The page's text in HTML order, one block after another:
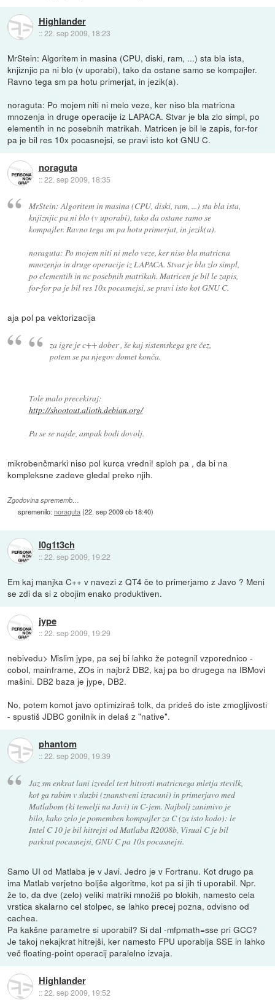
Highlander
::22. sep 2009, 18:23
MrStein: Algoritem in masina (CPU, diski, ram, ...) sta bla ista,
knjiznjic pa ni blo (v uporabi), tako da ostane samo se kompajler.
Ravno tega sm pa hotu primerjat, in jezik(a).
noraguta: Po mojem niti ni melo veze, ker niso bla matricna
mnozenja in druge operacije iz LAPACA. Stvar je bla zlo simpl, po
elementih in nc posebnih matrikah. Matricen je bil le zapis, for-for
pa je bil res 10x pocasnejsi, se pravi isto kot GNU C.
noraguta
::22. sep 2009, 18:35
MrStein: Algoritem in masina (CPU, diski, ram, ...) sta bla ista,
knjiznjic pa ni blo (v uporabi), tako da ostane samo se
kompajler. Ravno tega sm pa hotu primerjat, in jezik(a).
noraguta: Po mojem niti ni melo veze, ker niso bla matricna
mnozenja in druge operacije iz LAPACA. Stvar je bla zlo simpl,
po elementih in nc posebnih matrikah. Matricen je bil le zapis,
for-for pa je bil res 10x pocasnejsi, se pravi isto kot GNU C.
aja pol pa vektorizacija
za igre je c++ dober , še kaj sistemskega gre čez,
potem se pa njegov domet konča.
Tole malo precekiraj:
http://shootout.alioth.debian.org/
Pa se se najde, ampak bodi dovolj.
mikrobenčmarki niso pol kurca vredni! sploh pa , da bi na
kompleksne zadeve gledal preko njih.
Zgodovina sprememb…
spremenilo:noraguta(22. sep 2009 ob 18:40)
l0g1t3ch
::22. sep 2009, 19:22
Em kaj manjka C++ v navezi z QT4 če to primerjamo z Javo ? Meni
se zdi da si z obojim enako produktiven.
jype
::22. sep 2009, 19:29
nebivedu> Mislim jype, pa sej bi lahko že potegnil vzporednico -
cobol, mainframe, ZOs in najbrž DB2, kaj pa bo drugega na IBMovi
mašini. DB2 baza je jype, DB2.
No, potem komot javo optimiziraš tolk, da prideš do iste zmogljivosti
- spustiš JDBC gonilnik in delaš z "native".
phantom
::22. sep 2009, 19:39
Jaz sm enkrat lani izvedel test hitrosti matricnega mletja stevilk,
kot ga rabim v sluzbi (znanstveni izracuni) in primerjavo med
Matlabom (ki temelji na Javi) in C-jem. Najbolj zanimivo je
bilo, kako zelo je pomemben kompajler za C (za isto kodo): le
Intel C 10 je bil hitrejsi od Matlaba R2008b, Visual C je bil
parkrat pocasnejsi, GNU C pa 10x pocasnejsi.
Samo UI od Matlaba je v Javi. Jedro je v Fortranu. Kot drugo pa
ima Matlab verjetno boljše algoritme, kot pa si jih ti uporabil. Npr.
že to, da dve (zelo) veliki matriki množiš po blokih, namesto cela
vrstica skalarno cel stolpec, se lahko precej pozna, odvisno od
cachea.
Pa kakšne parametre si uporabil? Si dal -mfpmath=sse pri GCC?
Je takoj nekajkrat hitrejši, ker namesto FPU uporablja SSE in lahko
več floating-point operacij paralelno izvaja.
Highlander
::22. sep 2009, 19:52